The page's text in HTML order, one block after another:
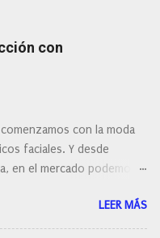
con
con la moda
faciales. Y desde
en el mercado podemos
a pilas, a batería,
de oscilación... y
LEER MÁS